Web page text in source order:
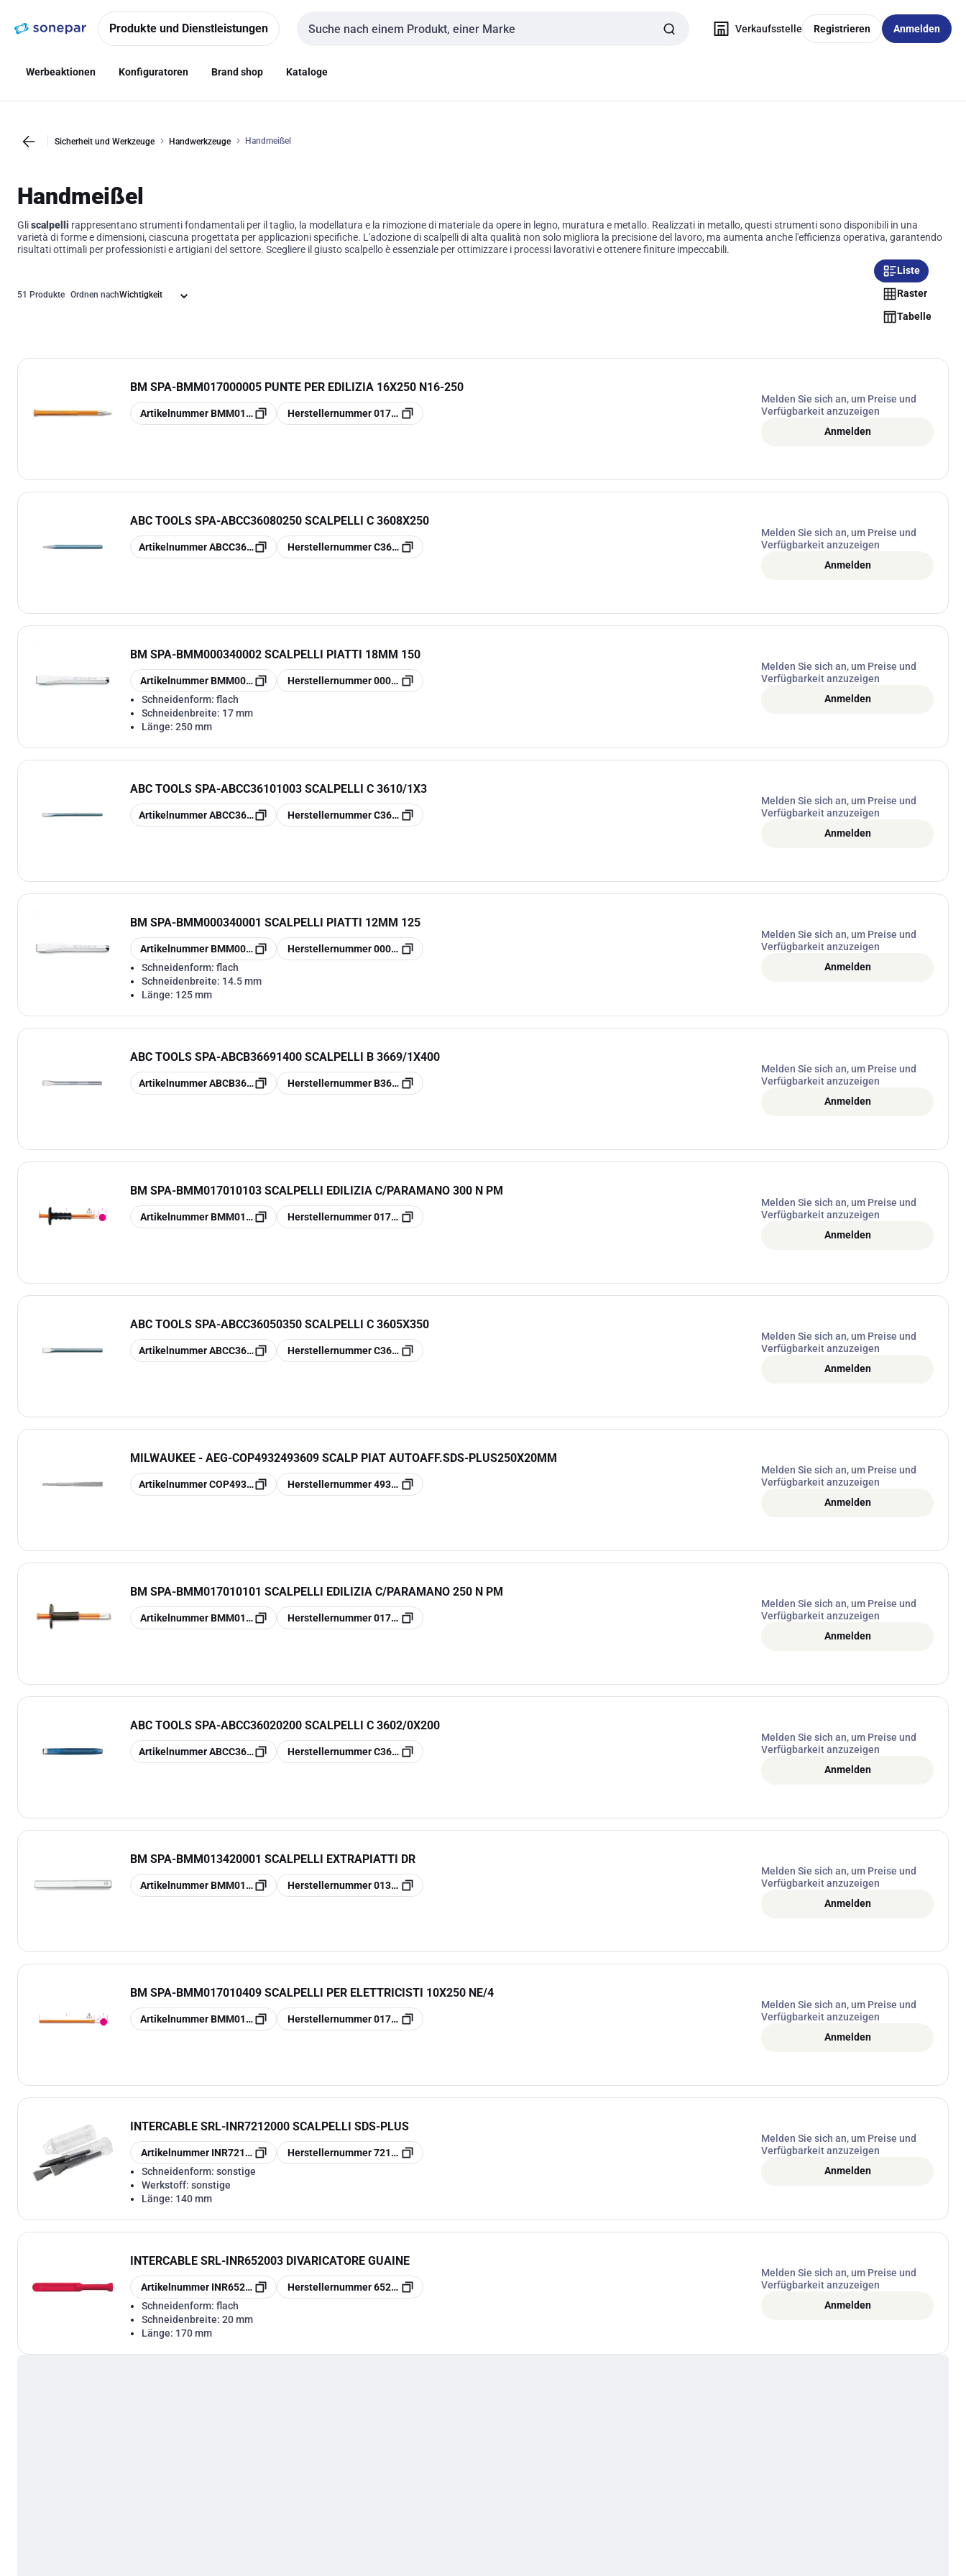
NavigationInhalt
Produkte und Dienstleistungen
Sucheingabe
Verkaufsstelle Registrieren Anmelden
Werbeaktionen Konfiguratoren Brand shop Kataloge
Sicherheit und Werkzeuge Handwerkzeuge Handmeißel
Handmeißel
Gliscalpelli rappresentano strumenti fondamentali per il taglio, la modellatura e la rimozione di materiale da opere in legno, muratura e metallo. Realizzati in metallo, questi strumenti sono disponibili in una
varietà di forme e dimensioni, ciascuna progettata per applicazioni specifiche. L'adozione di scalpelli di alta qualità non solo migliora la precisione del lavoro, ma aumenta anche l'efficienza operativa, garantendo
risultati ottimali per professionisti e artigiani del settore. Scegliere il giusto scalpello è essenziale per ottimizzare i processi lavorativi e ottenere finiture impeccabili.
51 Produkte Ordnen nach
Liste
Raster
Tabelle
BM SPA-BMM017000005 PUNTE PER EDILIZIA 16X250 N16-250
Kopieren
Artikelnummer BMM017000005Kopieren
Herstellernummer017000005
Melden Sie sich an, um Preise und
Verfügbarkeit anzuzeigen
Anmelden
ABC TOOLS SPA-ABCC36080250 SCALPELLI C 3608X250
Kopieren
ArtikelnummerABCC36080250Kopieren
Herstellernummer C36080250
Melden Sie sich an, um Preise und
Verfügbarkeit anzuzeigen
Anmelden
BM SPA-BMM000340002 SCALPELLI PIATTI 18MM 150
Kopieren
Artikelnummer BMM000340002Kopieren
Herstellernummer000340002
Schneidenform: flach
Schneidenbreite: 17 mm
Länge: 250 mm
Melden Sie sich an, um Preise und
Verfügbarkeit anzuzeigen
Anmelden
ABC TOOLS SPA-ABCC36101003 SCALPELLI C 3610/1X3
Kopieren
ArtikelnummerABCC36101003Kopieren
Herstellernummer C36101003
Melden Sie sich an, um Preise und
Verfügbarkeit anzuzeigen
Anmelden
BM SPA-BMM000340001 SCALPELLI PIATTI 12MM 125
Kopieren
Artikelnummer BMM000340001Kopieren
Herstellernummer000340001
Schneidenform: flach
Schneidenbreite: 14.5 mm
Länge: 125 mm
Melden Sie sich an, um Preise und
Verfügbarkeit anzuzeigen
Anmelden
ABC TOOLS SPA-ABCB36691400 SCALPELLI B 3669/1X400
Kopieren
ArtikelnummerABCB36691400Kopieren
Herstellernummer B36691400
Melden Sie sich an, um Preise und
Verfügbarkeit anzuzeigen
Anmelden
BM SPA-BMM017010103 SCALPELLI EDILIZIA C/PARAMANO 300 N PM
Kopieren
Artikelnummer BMM017010103Kopieren
Herstellernummer017010103
Melden Sie sich an, um Preise und
Verfügbarkeit anzuzeigen
Anmelden
ABC TOOLS SPA-ABCC36050350 SCALPELLI C 3605X350
Kopieren
ArtikelnummerABCC36050350Kopieren
Herstellernummer C36050350
Melden Sie sich an, um Preise und
Verfügbarkeit anzuzeigen
Anmelden
MILWAUKEE - AEG-COP4932493609 SCALP PIAT AUTOAFF.SDS-PLUS250X20MM
Kopieren
ArtikelnummerCOP4932493609Kopieren
Herstellernummer4932493609
Melden Sie sich an, um Preise und
Verfügbarkeit anzuzeigen
Anmelden
BM SPA-BMM017010101 SCALPELLI EDILIZIA C/PARAMANO 250 N PM
Kopieren
Artikelnummer BMM017010101Kopieren
Herstellernummer017010101
Melden Sie sich an, um Preise und
Verfügbarkeit anzuzeigen
Anmelden
ABC TOOLS SPA-ABCC36020200 SCALPELLI C 3602/0X200
Kopieren
ArtikelnummerABCC36020200Kopieren
Herstellernummer C36020200
Melden Sie sich an, um Preise und
Verfügbarkeit anzuzeigen
Anmelden
BM SPA-BMM013420001 SCALPELLI EXTRAPIATTI DR
Kopieren
Artikelnummer BMM013420001Kopieren
Herstellernummer013420001
Melden Sie sich an, um Preise und
Verfügbarkeit anzuzeigen
Anmelden
BM SPA-BMM017010409 SCALPELLI PER ELETTRICISTI 10X250 NE/4
Kopieren
Artikelnummer BMM017010409Kopieren
Herstellernummer017010409
Melden Sie sich an, um Preise und
Verfügbarkeit anzuzeigen
Anmelden
INTERCABLE SRL-INR7212000 SCALPELLI SDS-PLUS
Kopieren
Artikelnummer INR7212000 Kopieren
Herstellernummer7212000
Schneidenform: sonstige
Werkstoff: sonstige
Länge: 140 mm
Melden Sie sich an, um Preise und
Verfügbarkeit anzuzeigen
Anmelden
INTERCABLE SRL-INR652003 DIVARICATORE GUAINE
Kopieren
Artikelnummer INR652003 Kopieren
Herstellernummer652003
Schneidenform: flach
Schneidenbreite: 20 mm
Länge: 170 mm
Melden Sie sich an, um Preise und
Verfügbarkeit anzuzeigen
Anmelden